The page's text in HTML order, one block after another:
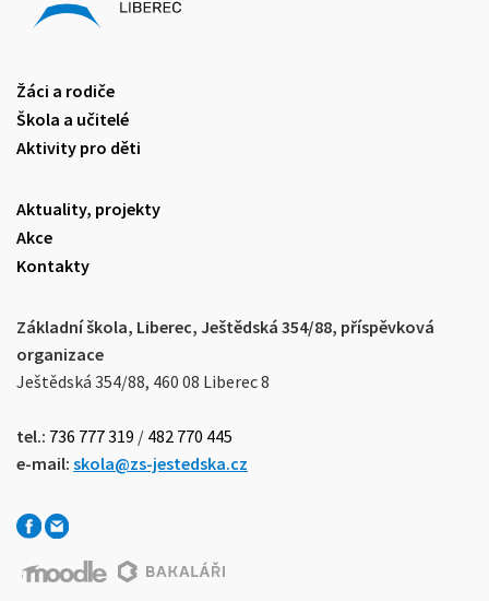
Žáci a rodiče
Škola a učitelé
Aktivity pro děti
Aktuality, projekty
Akce
Kontakty
Základní škola, Liberec, Ještědská 354/88, příspěvková
organizace
Ještědská 354/88, 460 08 Liberec 8
tel.: 736 777 319 / 482 770 445
e-mail: skola@zs-jestedska.cz